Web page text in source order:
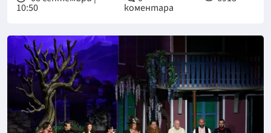
10:50 коментара